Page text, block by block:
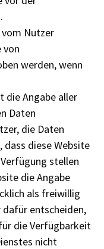
vom Nutzer
von
werden, wenn
die Angabe aller
Daten
die Daten
dass diese Website
stellen
die Angabe
als freiwillig
entscheiden,
die Verfügbarkeit
nicht